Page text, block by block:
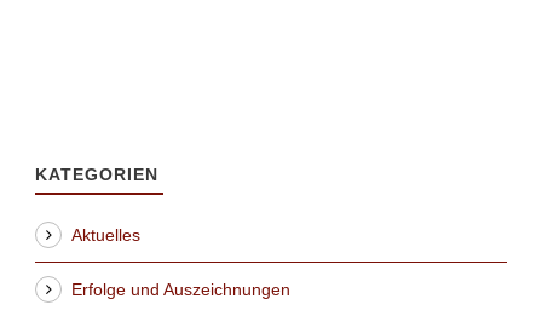
KATEGORIEN
Aktuelles
Erfolge und Auszeichnungen